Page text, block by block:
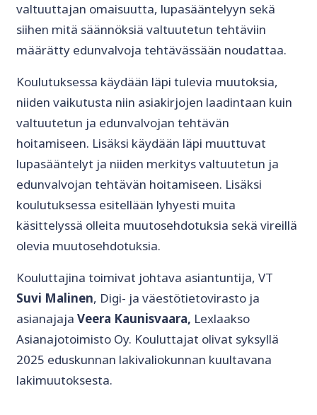
valtuuttajan omaisuutta, lupasääntelyyn sekä
siihen mitä säännöksiä valtuutetun tehtäviin
määrätty edunvalvoja tehtävässään noudattaa.
Koulutuksessa käydään läpi tulevia muutoksia,
niiden vaikutusta niin asiakirjojen laadintaan kuin
valtuutetun ja edunvalvojan tehtävän
hoitamiseen. Lisäksi käydään läpi muuttuvat
lupasääntelyt ja niiden merkitys valtuutetun ja
edunvalvojan tehtävän hoitamiseen. Lisäksi
koulutuksessa esitellään lyhyesti muita
käsittelyssä olleita muutosehdotuksia sekä vireillä
olevia muutosehdotuksia.
Kouluttajina toimivat johtava asiantuntija, VT
Suvi Malinen, Digi- ja väestötietovirasto ja
asianajaja Veera Kaunisvaara, Lexlaakso
Asianajotoimisto Oy. Kouluttajat olivat syksyllä
2025 eduskunnan lakivaliokunnan kuultavana
lakimuutoksesta.